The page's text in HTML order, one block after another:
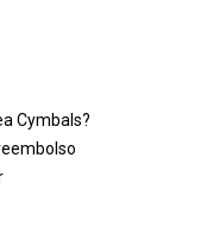
Cymbals?